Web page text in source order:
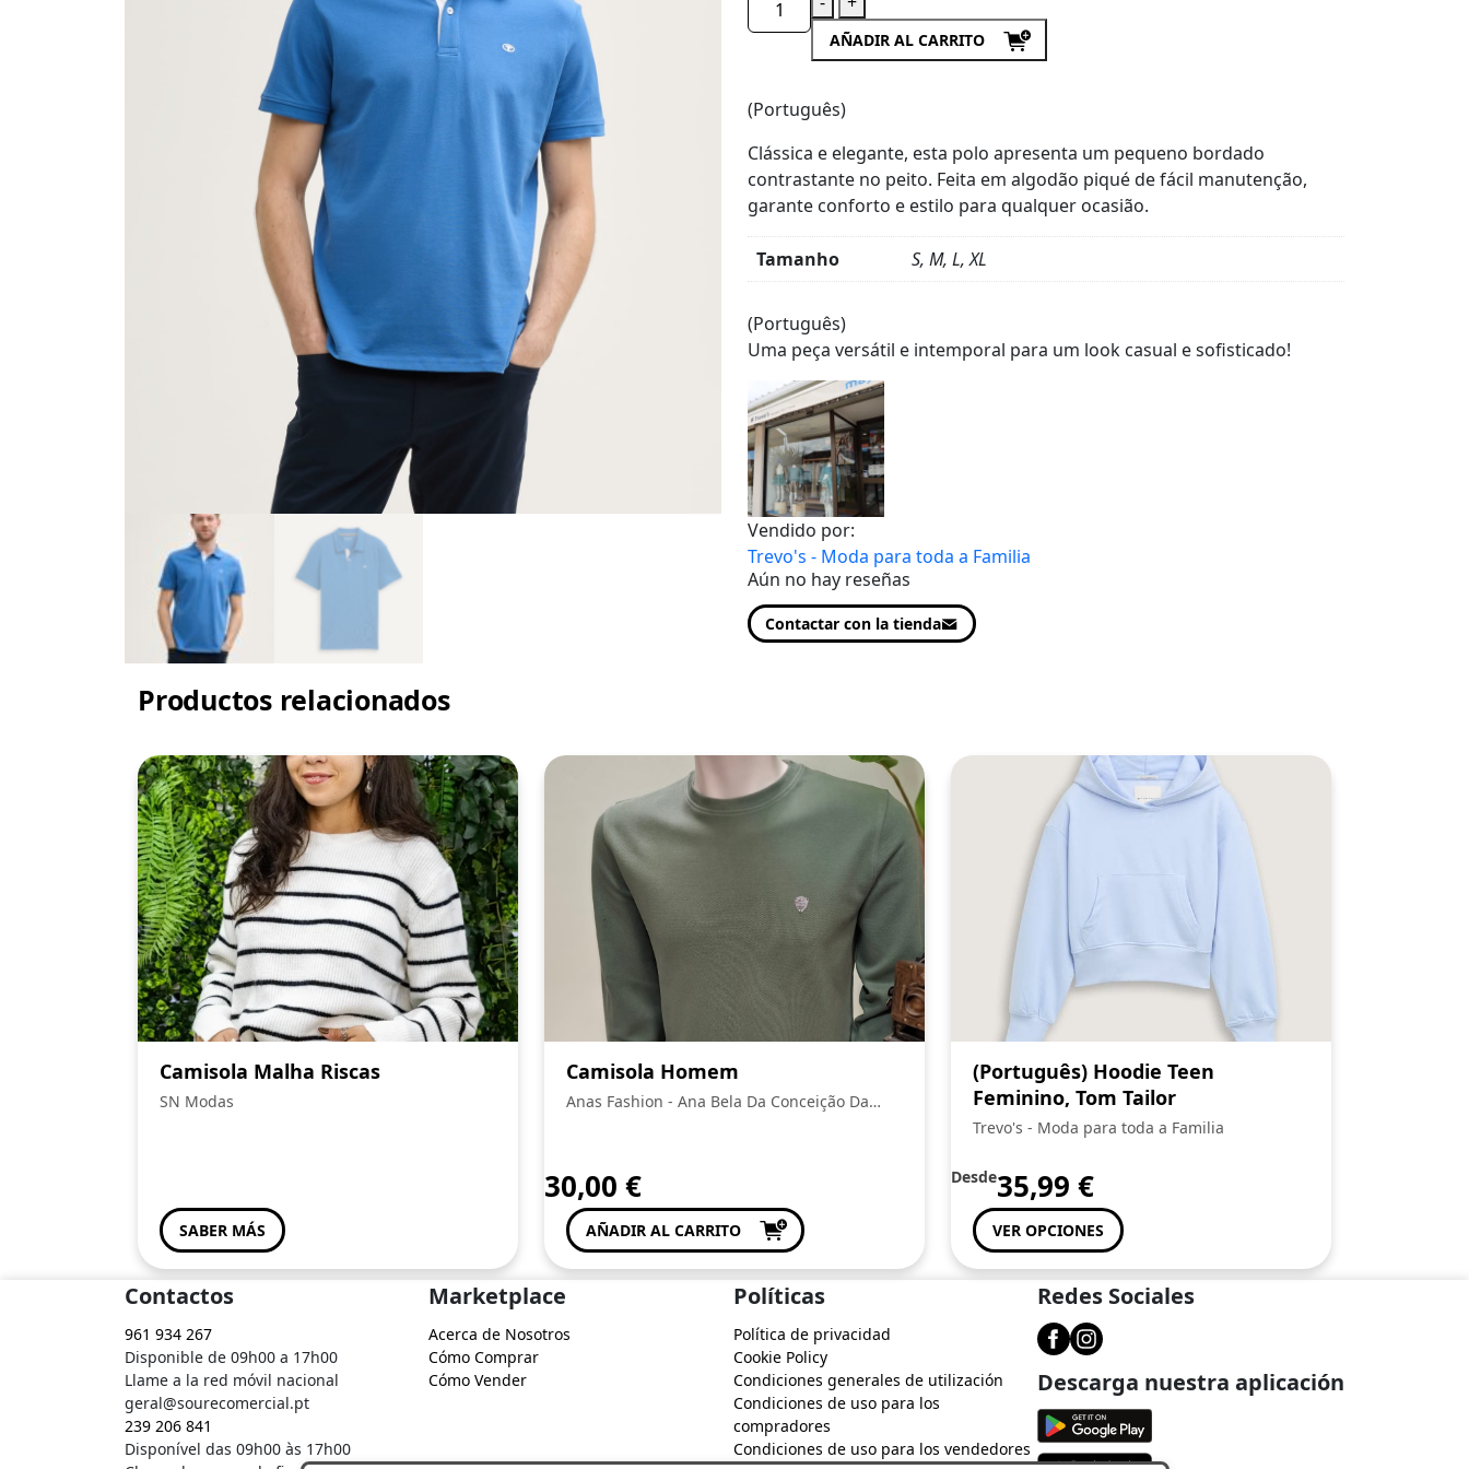
AÑADIR AL CARRITO
(Português)
Clássica e elegante, esta polo apresenta um pequeno bordado
contrastante no peito. Feita em algodão piqué de fácil manutenção,
garante conforto e estilo para qualquer ocasião.
Tamanho
S, M, L, XL
del
producto
(Português)
Uma peça versátil e intemporal para um look casual e sofisticado!
Vendido por:
Trevo's - Moda para toda a Familia
Aún no hay reseñas
Contactar con la tienda
Productos relacionados
Camisola Malha Riscas
SN Modas
SABER MÁS
Camisola Homem
Anas Fashion - Ana Bela Da Conceição Da
30,00 €
AÑADIR AL CARRITO
(Português) Hoodie Teen
Feminino, Tom Tailor
Trevo's - Moda para toda a Familia
Desde35,99 €
VER OPCIONES
Contactos
961 934 267
Disponible de 09h00 a 17h00
Llame a la red móvil nacional
geral@sourecomercial.pt
239 206 841
Disponível das 09h00 às 17h00
Marketplace
Acerca de Nosotros
Cómo Comprar
Cómo Vender
Políticas
Política de privacidad
Cookie Policy
Condiciones generales de utilización
Condiciones de uso para los
compradores
Condiciones de uso para los vendedores
Redes Sociales
Descarga nuestra aplicación